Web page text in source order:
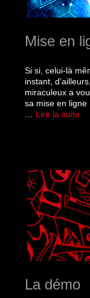
Mise en
Si si, celui-là
instant,
miraculeux a
sa mise en
Lire la suite­­
La démo